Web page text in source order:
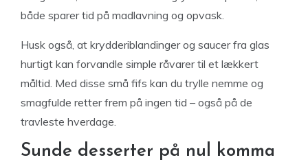
både sparer tid på madlavning og opvask.
Husk også, at krydderiblandinger og saucer fra glas
hurtigt kan forvandle simple råvarer til et lækkert
måltid. Med disse små fifs kan du trylle nemme og
smagfulde retter frem på ingen tid – også på de
travleste hverdage.
Sunde desserter på nul komma